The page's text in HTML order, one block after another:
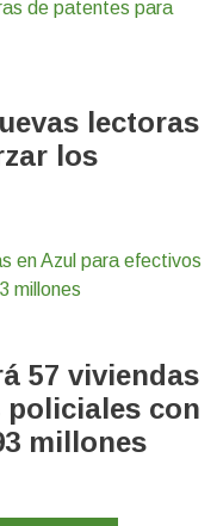
lectoras
los
57 viviendas
policiales con
millones